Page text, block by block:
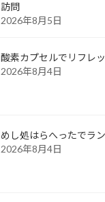
訪問
2026年8月5日
酸素カプセルでリフレ
2026年8月4日
めし処はらへったでラ
2026年8月4日